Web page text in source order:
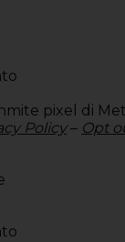
pixel di
Policy– Opt